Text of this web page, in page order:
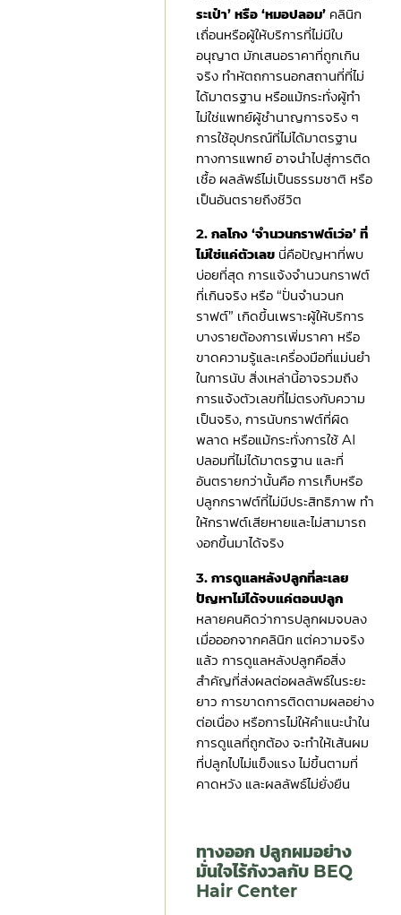
ระเป๋า’ หรือ ‘หมอปลอม’ คลินิก
เถื่อนหรือผู้ให้บริการที่ไม่มีใบ
อนุญาต มักเสนอราคาที่ถูกเกิน
จริง ทำหัตถการนอกสถานที่ที่ไม่
ได้มาตรฐาน หรือแม้กระทั่งผู้ทำ
ไม่ใช่แพทย์ผู้ชำนาญการจริง ๆ
การใช้อุปกรณ์ที่ไม่ได้มาตรฐาน
ทางการแพทย์ อาจนำไปสู่การติด
เชื้อ ผลลัพธ์ไม่เป็นธรรมชาติ หรือ
เป็นอันตรายถึงชีวิต
2. กลโกง ‘จำนวนกราฟต์เว่อ’ ที่
ไม่ใช่แค่ตัวเลข นี่คือปัญหาที่พบ
บ่อยที่สุด การแจ้งจำนวนกราฟต์
ที่เกินจริง หรือ “ปั่นจำนวนก
ราฟต์” เกิดขึ้นเพราะผู้ให้บริการ
บางรายต้องการเพิ่มราคา หรือ
ขาดความรู้และเครื่องมือที่แม่นยำ
ในการนับ สิ่งเหล่านี้อาจรวมถึง
การแจ้งตัวเลขที่ไม่ตรงกับความ
เป็นจริง, การนับกราฟต์ที่ผิด
พลาด หรือแม้กระทั่งการใช้ AI
ปลอมที่ไม่ได้มาตรฐาน และที่
อันตรายกว่านั้นคือ การเก็บหรือ
ปลูกกราฟต์ที่ไม่มีประสิทธิภาพ ทำ
ให้กราฟต์เสียหายและไม่สามารถ
งอกขึ้นมาได้จริง
3. การดูแลหลังปลูกที่ละเลย
ปัญหาไม่ได้จบแค่ตอนปลูก
หลายคนคิดว่าการปลูกผมจบลง
เมื่อออกจากคลินิก แต่ความจริง
แล้ว การดูแลหลังปลูกคือสิ่ง
สำคัญที่ส่งผลต่อผลลัพธ์ในระยะ
ยาว การขาดการติดตามผลอย่าง
ต่อเนื่อง หรือการไม่ให้คำแนะนำใน
การดูแลที่ถูกต้อง จะทำให้เส้นผม
ที่ปลูกไปไม่แข็งแรง ไม่ขึ้นตามที่
คาดหวัง และผลลัพธ์ไม่ยั่งยืน
ทางออก ปลูกผมอย่าง
มั่นใจไร้กังวลกับ BEQ
Hair Center